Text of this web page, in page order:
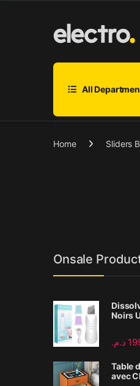
All
Home Sliders
Onsale
Noirs
د.م.
Table
avec